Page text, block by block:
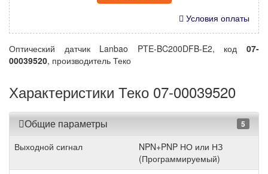
Условия оплаты
Оптический датчик Lanbao PTE-BC200DFB-E2, код 07-
00039520, производитель Теко
Характеристики Теко 07-00039520
Общие параметры 5
Выходной сигнал
NPN+PNP НО или НЗ
(Программируемый)